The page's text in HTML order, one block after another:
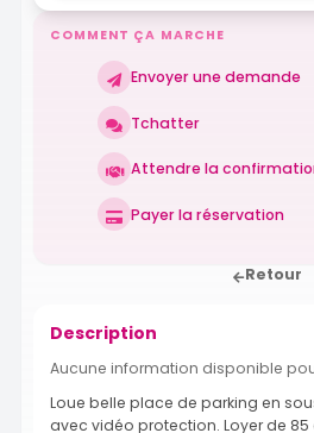
COMMENT ÇA MARCHE
Envoyer une demande
Tchatter
Attendre la
Payer la réservation
Retour
Description
Aucune information disponible
Loue belle place de parking en
avec vidéo protection. Loyer de 85